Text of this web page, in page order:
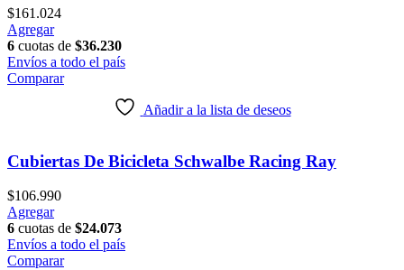
$161.024
Agregar
6 cuotas de $36.230
Envíos a todo el país
Comparar
Añadir a la lista de deseos
Cubiertas De Bicicleta Schwalbe Racing Ray
$106.990
Agregar
6 cuotas de $24.073
Envíos a todo el país
Comparar